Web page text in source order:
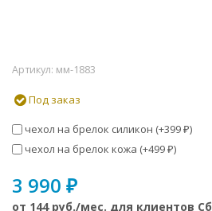
Артикул: мм-1883
Под заказ
чехол на брелок силикон (+399 ₽)
чехол на брелок кожа (+499 ₽)
3 990 ₽
от 144 руб./мес. для клиентов